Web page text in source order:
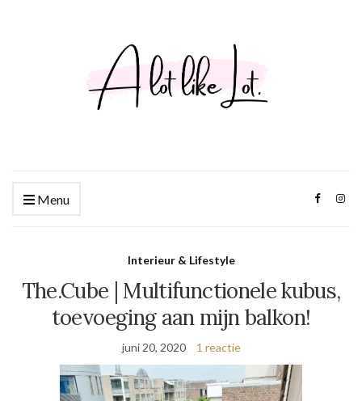
Menu
Interieur & Lifestyle
The.Cube | Multifunctionele kubus,
toevoeging aan mijn balkon!
juni 20, 2020 1 reactie